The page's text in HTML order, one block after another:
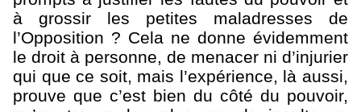
à grossir les petites maladresses de
l’Opposition ? Cela ne donne évidemment
le droit à personne, de menacer ni d’injurier
qui que ce soit, mais l’expérience, là aussi,
prouve que c’est bien du côté du pouvoir,